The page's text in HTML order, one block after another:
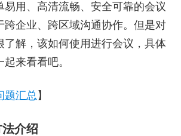
易用、高清流畅、安全可靠的会议
跨企业、跨区域沟通协作。但是对
了解，该如何使用进行会议，具体
来看看吧。
题汇总 】
介绍